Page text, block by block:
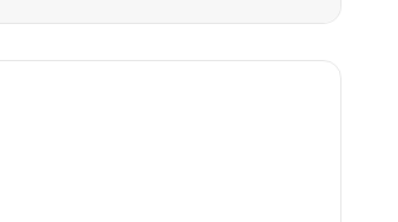
Harapan Besar bagi Generasi Banda